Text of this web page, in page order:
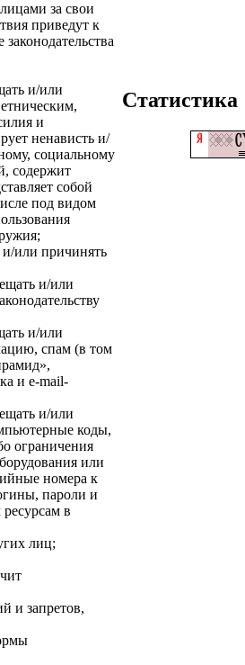
за свои
приведут к
и/или
и
ненависть и/
социальному
содержит
собой
под видом
или причинять
и/или
и/или
спам (в том
и e-mail-
и/или
коды,
ограничения
или
номера к
пароли и
в
лиц;
и запретов,
Статистика